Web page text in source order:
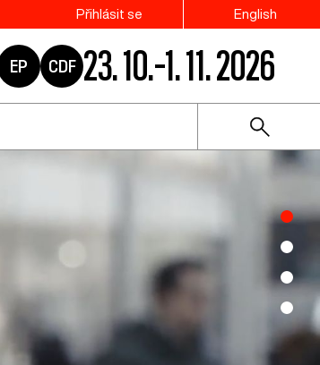
Přihlásit se English
EP CDF 23. 10.–1. 11. 2026